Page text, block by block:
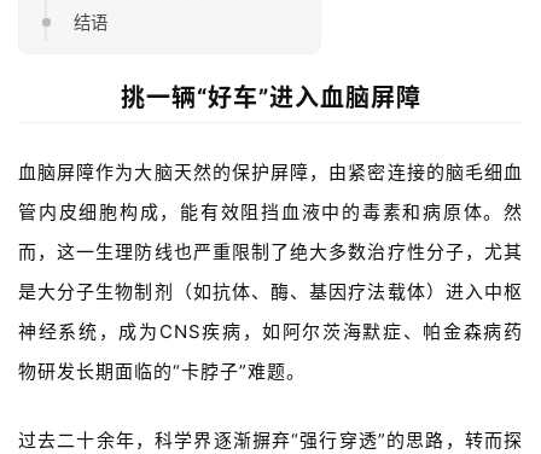
结语
挑一辆“好车”进入血脑屏障
血脑屏障作为大脑天然的保护屏障，由紧密连接的脑毛细血
管内皮细胞构成，能有效阻挡血液中的毒素和病原体。然
而，这一生理防线也严重限制了绝大多数治疗性分子，尤其
是大分子生物制剂（如抗体、酶、基因疗法载体）进入中枢
神经系统，成为 CNS疾病，如阿尔茨海默症、帕金森病药
物研发长期面临的“卡脖子”难题。
过去二十余年，科学界逐渐摒弃“强行穿透”的思路，转而探